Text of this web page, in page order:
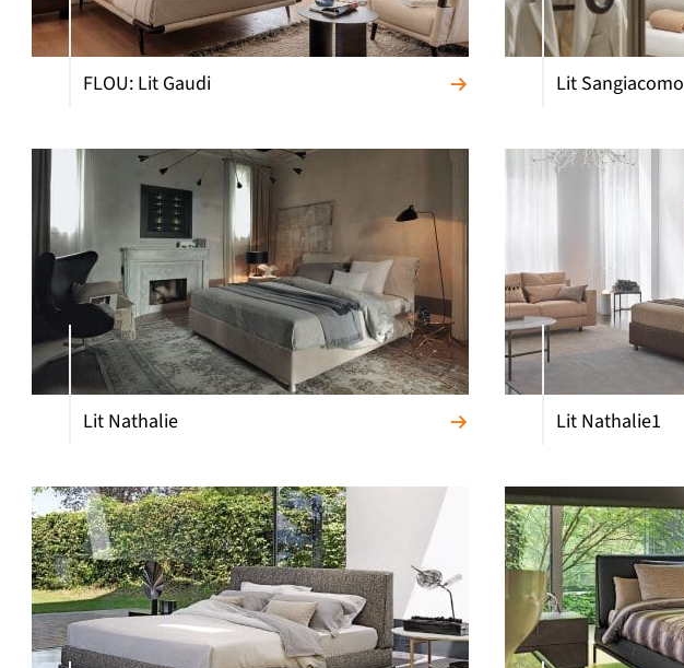
FLOU: Lit Gaudi Lit Sangiacomo
Lit Nathalie Lit Nathalie1